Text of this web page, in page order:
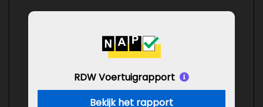
RDW Voertuigrapport
Bekijk het rapport